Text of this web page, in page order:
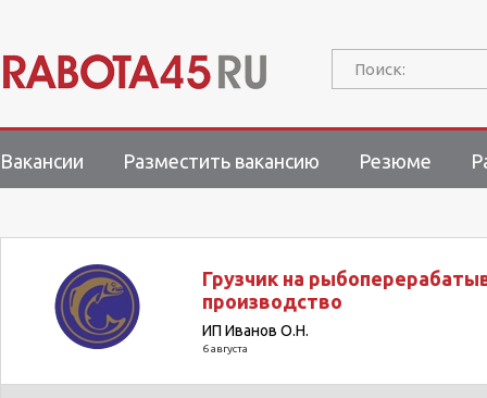
Поиск:
Вакансии Разместить вакансию Резюме
Грузчик на
производство
ИП Иванов О.Н.
6 августа